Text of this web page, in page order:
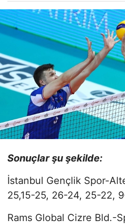
Sonuçlar şu şekilde:
İstanbul Gençlik Spor-
25,15-25, 26-24, 25-22,
Rams Global Cizre Bld.-